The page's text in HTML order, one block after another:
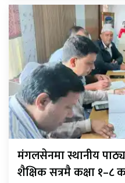
मंगलसेनमा स्थानीय
शैक्षिक सत्रमै कक्षा १–८